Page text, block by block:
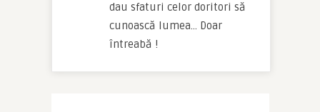
dau sfaturi celor doritori să
cunoască lumea… Doar
întreabă !